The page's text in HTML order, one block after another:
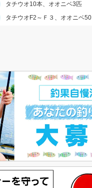
タチウオ10本、オオニベ3匹
タチウオF2～Ｆ３、オオニベ